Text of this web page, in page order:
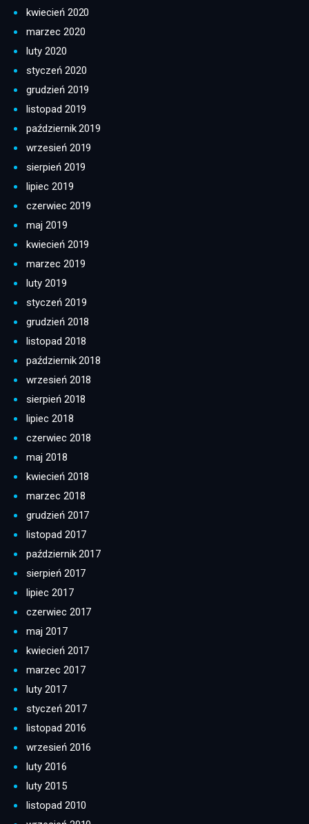
kwiecień 2020
marzec 2020
luty 2020
styczeń 2020
grudzień 2019
listopad 2019
październik 2019
wrzesień 2019
sierpień 2019
lipiec 2019
czerwiec 2019
maj 2019
kwiecień 2019
marzec 2019
luty 2019
styczeń 2019
grudzień 2018
listopad 2018
październik 2018
wrzesień 2018
sierpień 2018
lipiec 2018
czerwiec 2018
maj 2018
kwiecień 2018
marzec 2018
grudzień 2017
listopad 2017
październik 2017
sierpień 2017
lipiec 2017
czerwiec 2017
maj 2017
kwiecień 2017
marzec 2017
luty 2017
styczeń 2017
listopad 2016
wrzesień 2016
luty 2016
luty 2015
listopad 2010